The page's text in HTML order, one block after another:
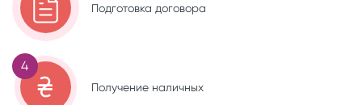
Подготовка договора
4
Получение наличных